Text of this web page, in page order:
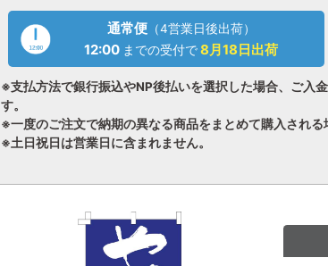
通常便（4営業日後出荷）
12:00 までの受付で8月18日出荷
※支払方法で銀行振込やNP後払いを選択した場合、ご入
す。
※一度のご注文で納期の異なる商品をまとめて購入され
※土日祝日は営業日に含まれません。